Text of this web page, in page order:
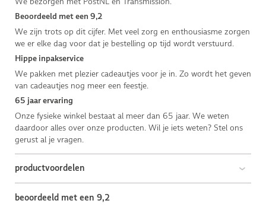
Beoordeeld met een 9,2
We zijn trots op dit cijfer. Met veel zorg en enthousiasme zorgen
we er elke dag voor dat je bestelling op tijd wordt verstuurd.
Hippe inpakservice
We pakken met plezier cadeautjes voor je in. Zo wordt het geven
van cadeautjes nog meer een feestje.
65 jaar ervaring
Onze fysieke winkel bestaat al meer dan 65 jaar. We weten
daardoor alles over onze producten. Wil je iets weten? Stel ons
gerust al je vragen.
productvoordelen
beoordeeld met een 9,2